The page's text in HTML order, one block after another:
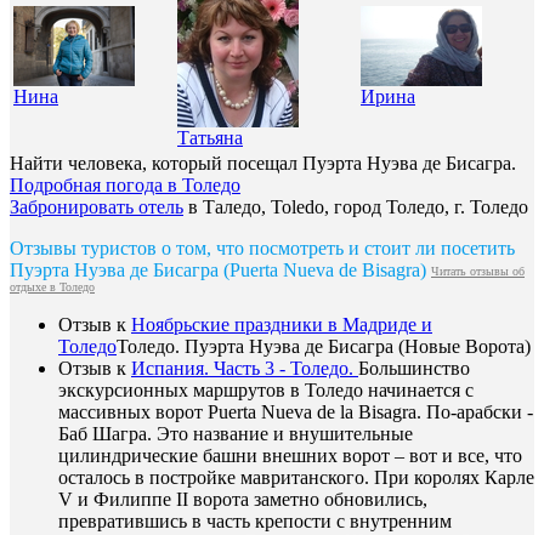
Нина
Татьяна
Ирина
Найти человека, который посещал Пуэрта Нуэва де Бисагра.
Подробная погода в Толедо
Забронировать отель в Таледо, Toledo, город Толедо, г. Толедо
Отзывы туристов о том, что посмотреть и стоит ли посетить
Пуэрта Нуэва де Бисагра (Puerta Nueva de Bisagra) Читать отзывы об
отдыхе в Толедо
Отзыв к Ноябрьские праздники в Мадриде и
ТоледоТоледо. Пуэрта Нуэва де Бисагра (Новые Ворота)
Отзыв к Испания. Часть 3 - Толедо. Большинство
экскурсионных маршрутов в Толедо начинается с
массивных ворот Puerta Nueva de la Bisagra. По-арабски -
Баб Шагра. Это название и внушительные
цилиндрические башни внешних ворот – вот и все, что
осталось в постройке мавританского. При королях Карле
V и Филиппе II ворота заметно обновились,
превратившись в часть крепости с внутренним